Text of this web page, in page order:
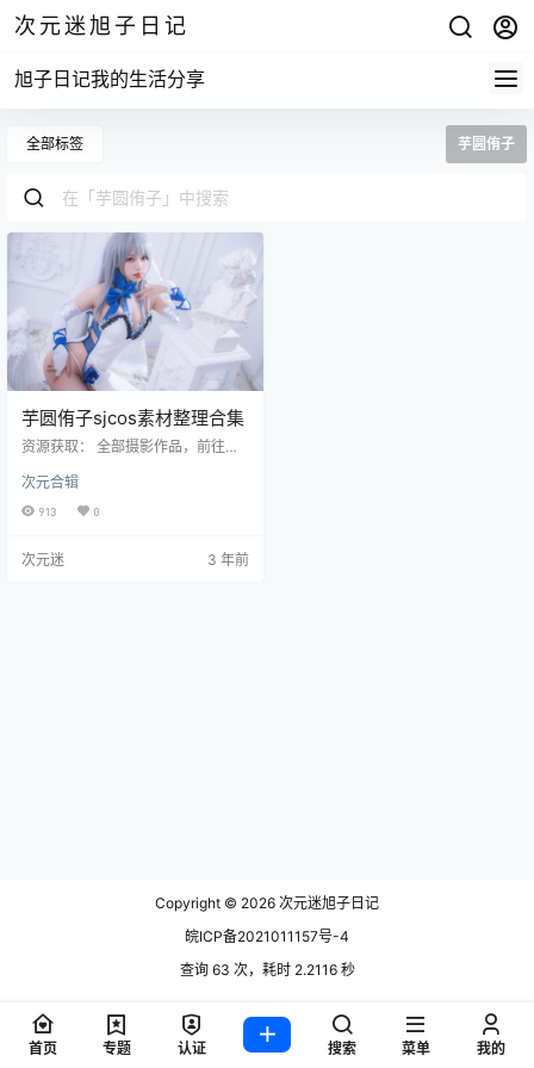
次元迷旭子日记
旭子日记我的生活分享
全部标签 芋圆侑子
芋圆侑子sjcos素材整理合集
资源获取： 全部摄影作品，前往获
一次看到芋圆侑子sj这个名字你会想
到什么？我相信你也我一样也想到
芋圆是什么做的我也无从得知，感
次元合辑
913 0
次元迷 3 年前
Copyright © 2026 次元迷旭子日记
皖ICP备2021011157号-4
查询 63 次，耗时 2.2116 秒
首页 专题 认证 搜索 菜单 我的